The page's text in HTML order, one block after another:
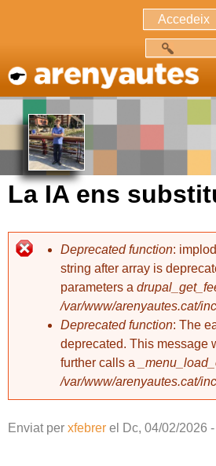
Accedeix
La IA ens
Deprecated function:
string after array is
parameters a
/var/www/arenyautes.cat/
Deprecated function: The
deprecated. This message
further calls a
/var/www/arenyautes.cat/
Enviat per xfebrer el Dc, 04/02/2026